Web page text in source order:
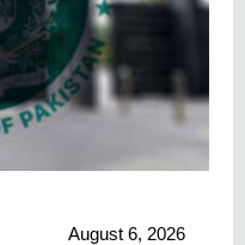
August 6, 2026